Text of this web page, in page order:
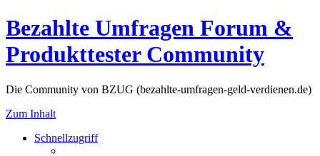
Bezahlte Umfragen Forum &
Produkttester Community
Die Community von BZUG (bezahlte-umfragen-geld-verdienen.de)
Zum Inhalt
Schnellzugriff